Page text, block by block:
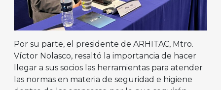
Por su parte, el presidente de ARHITAC, Mtro.
Víctor Nolasco, resaltó la importancia de hacer
llegar a sus socios las herramientas para atender
las normas en materia de seguridad e higiene